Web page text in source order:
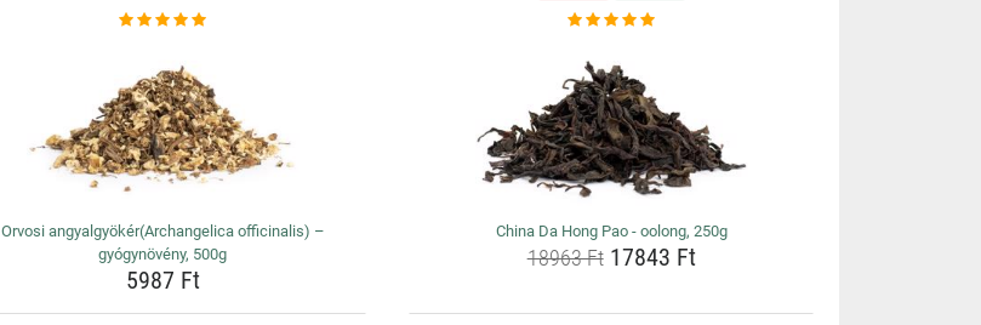
Orvosi angyalgyökér(Archangelica officinalis) –
gyógynövény, 500g
5987 Ft
China Da Hong Pao - oolong, 250g
18963 Ft17843 Ft